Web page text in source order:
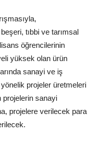
tıbbi ve tarımsal
öğrencilerinin
yüksek olan ürün
sanayi ve iş
projeler üretmeleri
projelerin sanayi
projelere verilecek para